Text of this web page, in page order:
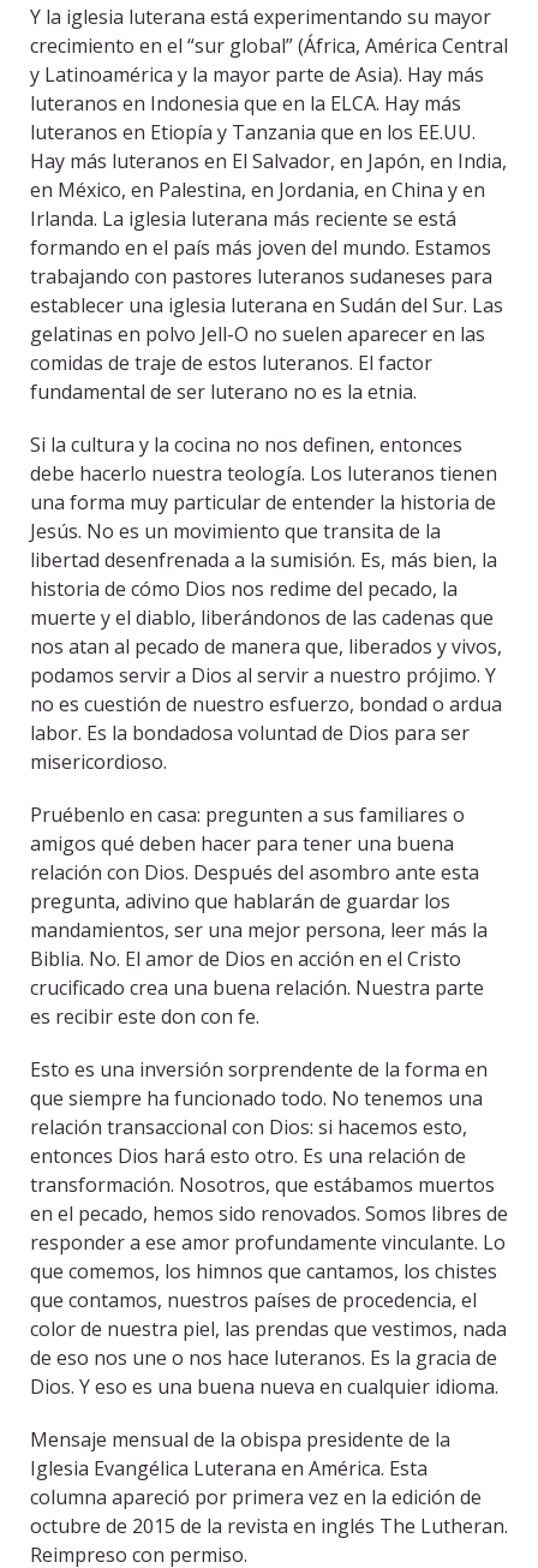
Y la iglesia luterana está experimentando su mayor
crecimiento en el “sur global” (África, América Central
y Latinoamérica y la mayor parte de Asia). Hay más
luteranos en Indonesia que en la ELCA. Hay más
luteranos en Etiopía y Tanzania que en los EE.UU.
Hay más luteranos en El Salvador, en Japón, en India,
en México, en Palestina, en Jordania, en China y en
Irlanda. La iglesia luterana más reciente se está
formando en el país más joven del mundo. Estamos
trabajando con pastores luteranos sudaneses para
establecer una iglesia luterana en Sudán del Sur. Las
gelatinas en polvo Jell-O no suelen aparecer en las
comidas de traje de estos luteranos. El factor
fundamental de ser luterano no es la etnia.
Si la cultura y la cocina no nos definen, entonces
debe hacerlo nuestra teología. Los luteranos tienen
una forma muy particular de entender la historia de
Jesús. No es un movimiento que transita de la
libertad desenfrenada a la sumisión. Es, más bien, la
historia de cómo Dios nos redime del pecado, la
muerte y el diablo, liberándonos de las cadenas que
nos atan al pecado de manera que, liberados y vivos,
podamos servir a Dios al servir a nuestro prójimo. Y
no es cuestión de nuestro esfuerzo, bondad o ardua
labor. Es la bondadosa voluntad de Dios para ser
misericordioso.
Pruébenlo en casa: pregunten a sus familiares o
amigos qué deben hacer para tener una buena
relación con Dios. Después del asombro ante esta
pregunta, adivino que hablarán de guardar los
mandamientos, ser una mejor persona, leer más la
Biblia. No. El amor de Dios en acción en el Cristo
crucificado crea una buena relación. Nuestra parte
es recibir este don con fe.
Esto es una inversión sorprendente de la forma en
que siempre ha funcionado todo. No tenemos una
relación transaccional con Dios: si hacemos esto,
entonces Dios hará esto otro. Es una relación de
transformación. Nosotros, que estábamos muertos
en el pecado, hemos sido renovados. Somos libres de
responder a ese amor profundamente vinculante. Lo
que comemos, los himnos que cantamos, los chistes
que contamos, nuestros países de procedencia, el
color de nuestra piel, las prendas que vestimos, nada
de eso nos une o nos hace luteranos. Es la gracia de
Dios. Y eso es una buena nueva en cualquier idioma.
Mensaje mensual de la obispa presidente de la
Iglesia Evangélica Luterana en América. Esta
columna apareció por primera vez en la edición de
octubre de 2015 de la revista en inglés The Lutheran.
Reimpreso con permiso.